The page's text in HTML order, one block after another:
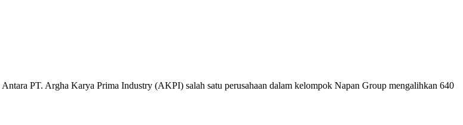
PT. Argha Karya Prima Industry (AKPI) salah satu perusahaan dalam kelompok Napan Group mengalihkan 640